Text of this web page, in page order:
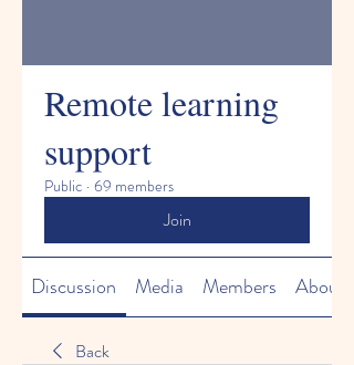
Remote learning
support
Public · 69 members
Join
Discussion Media Members About
Back